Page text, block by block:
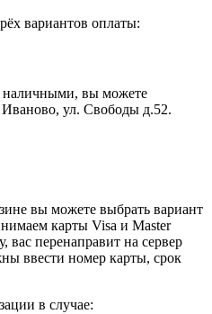
вариантов оплаты:
наличными, вы можете
Иваново, ул. Свободы д.52.
вы можете выбрать вариант
карты Visa и Master
вас перенаправит на сервер
ввести номер карты, срок
в случае: